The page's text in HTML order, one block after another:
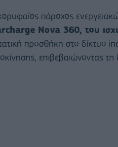
πάροχος
Nova 360, του
προσθήκη στο δίκτυο
επιβεβαιώνοντας